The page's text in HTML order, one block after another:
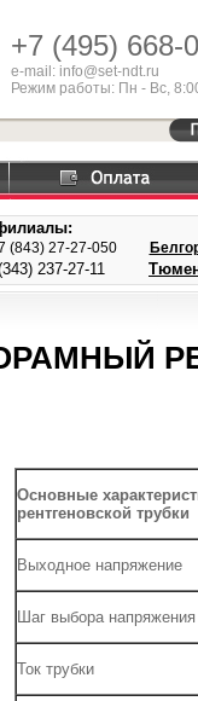
+7 (495) 668-
e-mail: info@set-ndt.ru
Режим работы: Пн - Вс,
(843) 27-27-050
237-27-11
Основные
рентгеновской трубки
Выходное напряжение
Шаг выбора напряжения
Ток трубки